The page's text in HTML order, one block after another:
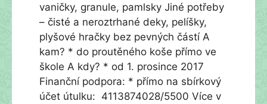
vaničky, granule, pamlsky Jiné potřeby
– čisté a neroztrhané deky, pelíšky,
plyšové hračky bez pevných částí A
kam? * do proutěného koše přímo ve
škole A kdy? * od 1. prosince 2017
Finanční podpora: * přímo na sbírkový
účet útulku: 4113874028/5500 Více v